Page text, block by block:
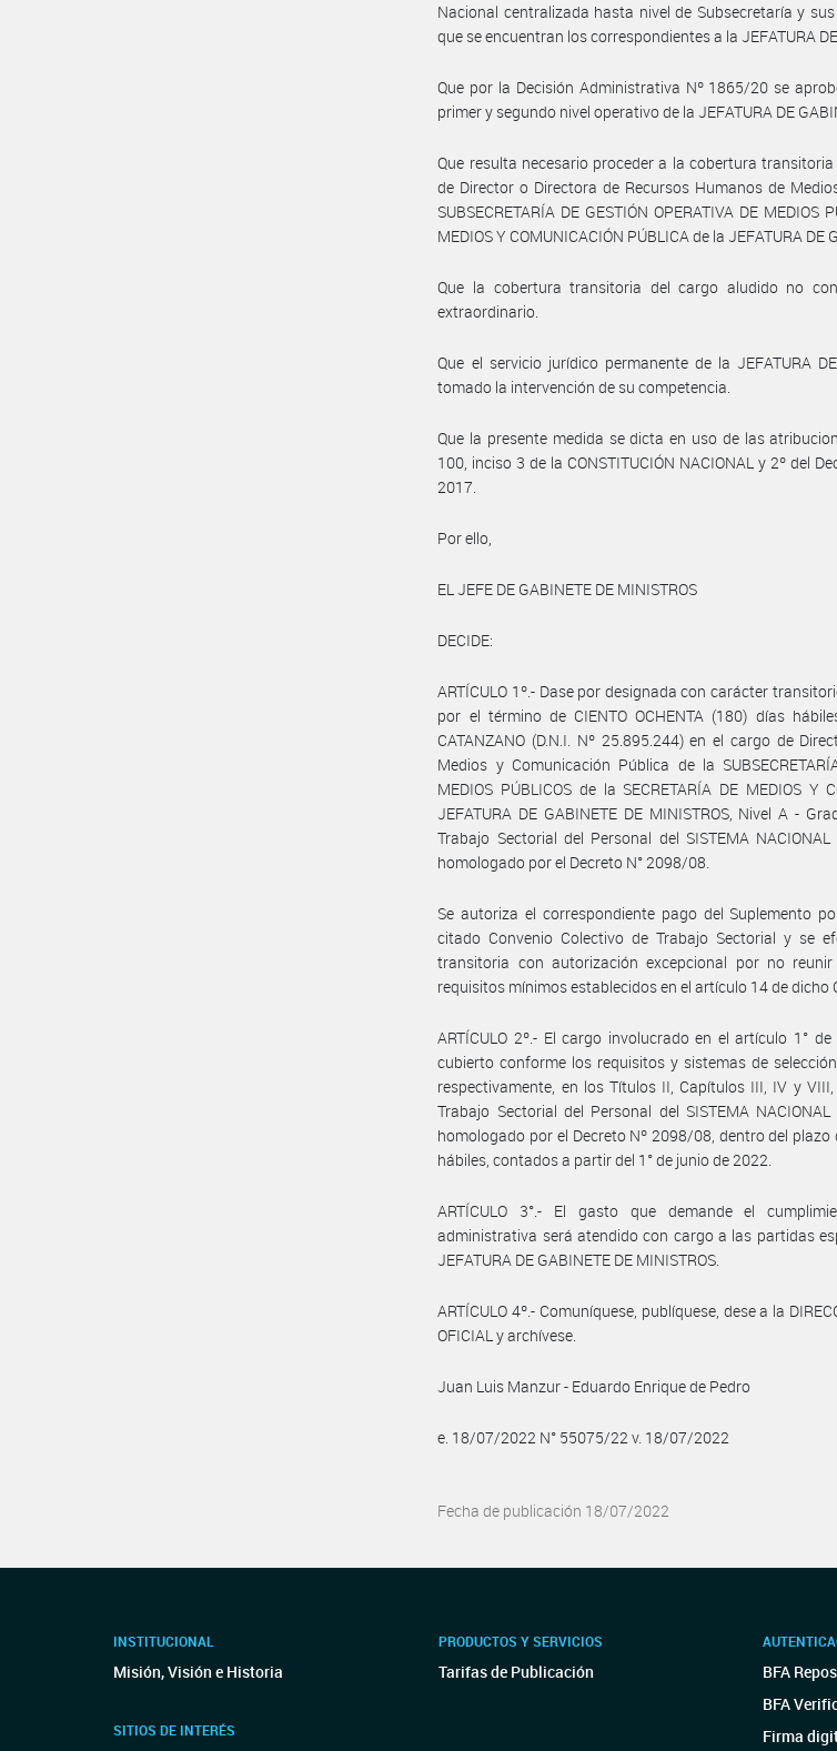
Nacional centralizada hasta nivel de Subsecretaría y
que se encuentran los correspondientes a la JEFATURA
Que por la Decisión Administrativa Nº 1865/20 se
primer y segundo nivel operativo de la JEFATURA DE
Que resulta necesario proceder a la cobertura
de Director o Directora de Recursos Humanos de
SUBSECRETARÍA DE GESTIÓN OPERATIVA DE MEDIOS
MEDIOS Y COMUNICACIÓN PÚBLICA de la JEFATURA DE
Que la cobertura transitoria del cargo aludido no
extraordinario.
Que el servicio jurídico permanente de la JEFATURA
tomado la intervención de su competencia.
Que la presente medida se dicta en uso de las
100, inciso 3 de la CONSTITUCIÓN NACIONAL y 2º del
2017.
Por ello,
EL JEFE DE GABINETE DE MINISTROS
DECIDE:
ARTÍCULO 1º.- Dase por designada con carácter
por el término de CIENTO OCHENTA (180) días
CATANZANO (D.N.I. Nº 25.895.244) en el cargo de
Medios y Comunicación Pública de la
MEDIOS PÚBLICOS de la SECRETARÍA DE MEDIOS Y
JEFATURA DE GABINETE DE MINISTROS, Nivel A -
Trabajo Sectorial del Personal del SISTEMA NACIONAL
homologado por el Decreto N° 2098/08.
Se autoriza el correspondiente pago del Suplemento
citado Convenio Colectivo de Trabajo Sectorial y se
transitoria con autorización excepcional por no reunir
requisitos mínimos establecidos en el artículo 14 de dicho
ARTÍCULO 2º.- El cargo involucrado en el artículo 1°
cubierto conforme los requisitos y sistemas de
respectivamente, en los Títulos II, Capítulos III, IV y
Trabajo Sectorial del Personal del SISTEMA NACIONAL
homologado por el Decreto Nº 2098/08, dentro del plazo
hábiles, contados a partir del 1° de junio de 2022.
ARTÍCULO 3°.- El gasto que demande el
administrativa será atendido con cargo a las partidas
JEFATURA DE GABINETE DE MINISTROS.
ARTÍCULO 4º.- Comuníquese, publíquese, dese a la
OFICIAL y archívese.
Juan Luis Manzur - Eduardo Enrique de Pedro
e. 18/07/2022 N° 55075/22 v. 18/07/2022
Fecha de publicación 18/07/2022
INSTITUCIONAL
Misión, Visión e Historia
SITIOS DE INTERÉS
PRODUCTOS Y SERVICIOS
Tarifas de Publicación
BFA
BFA
Firma